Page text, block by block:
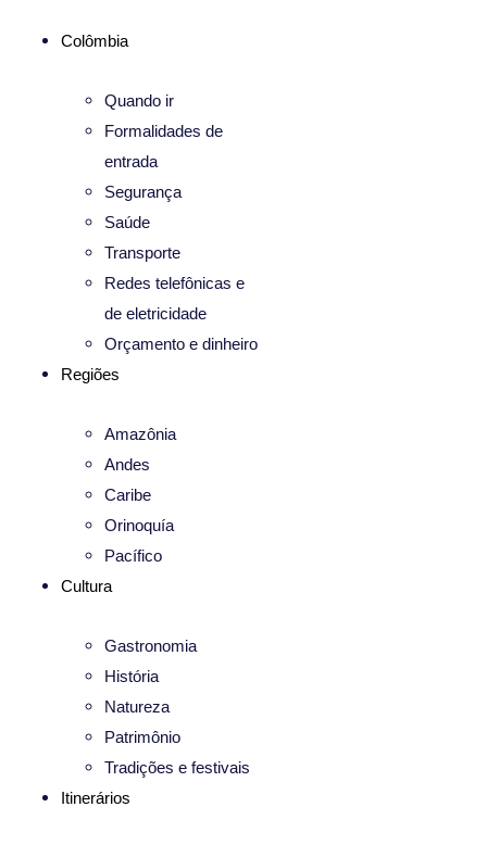
Colômbia
Quando ir
Formalidades de
entrada
Segurança
Saúde
Transporte
Redes telefônicas e
de eletricidade
Orçamento e dinheiro
Regiões
Amazônia
Andes
Caribe
Orinoquía
Pacífico
Cultura
Gastronomia
História
Natureza
Patrimônio
Tradições e festivais
Itinerários